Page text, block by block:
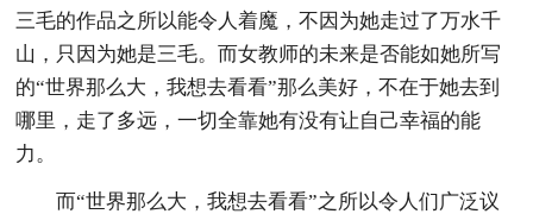
三毛的作品之所以能令人着魔，不因为她走过了万水千
山，只因为她是三毛。而女教师的未来是否能如她所写
的“世界那么大，我想去看看”那么美好，不在于她去到
哪里，走了多远，一切全靠她有没有让自己幸福的能
力。
而“世界那么大，我想去看看”之所以令人们广泛议